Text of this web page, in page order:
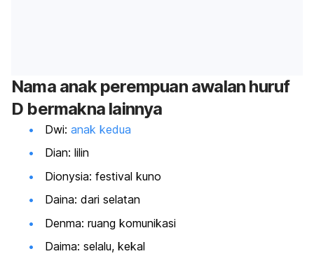
Nama anak perempuan awalan huruf
D bermakna lainnya
Dwi: anak kedua
Dian: lilin
Dionysia: festival kuno
Daina: dari selatan
Denma: ruang komunikasi
Daima: selalu, kekal